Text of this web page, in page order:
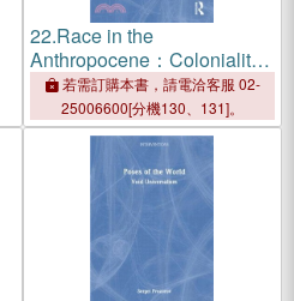
22.Race in the
Anthropocene：Coloniality,
Disavowal and the Black
Horizon
若需訂購本書，請電洽客服 02-
25006600[分機130、131]。